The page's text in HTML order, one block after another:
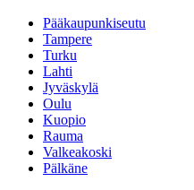
Pääkaupunkiseutu
Tampere
Turku
Lahti
Jyväskylä
Oulu
Kuopio
Rauma
Valkeakoski
Pälkäne